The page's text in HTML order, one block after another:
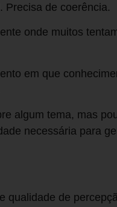
Precisa de coerência.
onde muitos
em que
algum tema, mas
necessária para
qualidade de